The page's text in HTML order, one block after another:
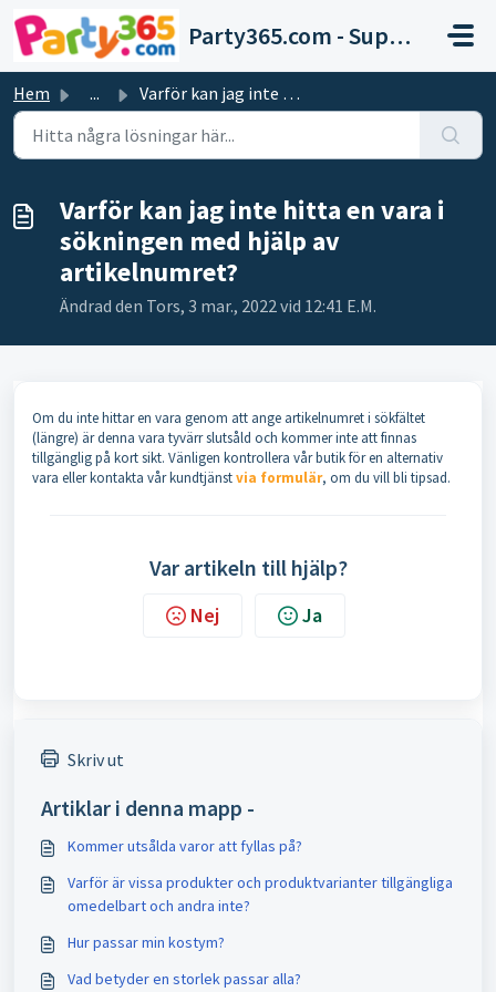
Hoppa över till huvudinnehåll
Party365.com - Support
Hem ... Varför kan jag inte hitta en vara i sökningen med hjälp a...
Varför kan jag inte hitta en vara i
sökningen med hjälp av
artikelnumret?
Ändrad den Tors, 3 mar., 2022 vid 12:41 E.M.
Om du inte hittar en vara genom att ange artikelnumret i sökfältet
(längre) är denna vara tyvärr slutsåld och kommer inte att finnas
tillgänglig på kort sikt. Vänligen kontrollera vår butik för en alternativ
vara eller kontakta vår kundtjänstvia formulär, om du vill bli tipsad.
Var artikeln till hjälp?
Nej Ja
Skriv ut
Artiklar i denna mapp -
Kommer utsålda varor att fyllas på?
Varför är vissa produkter och produktvarianter tillgängliga
omedelbart och andra inte?
Hur passar min kostym?
Vad betyder en storlek passar alla?